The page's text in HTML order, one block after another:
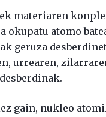
materiaren
okupatu atomo
geruza
urrearen,
gain, nukleo